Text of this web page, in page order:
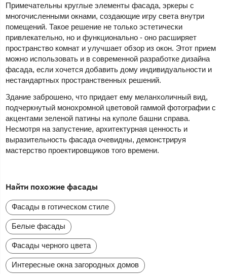
Примечательны круглые элементы фасада, эркеры с
многочисленными окнами, создающие игру света внутри
помещений. Такое решение не только эстетически
привлекательно, но и функционально - оно расширяет
пространство комнат и улучшает обзор из окон. Этот прием
можно использовать и в современной разработке дизайна
фасада, если хочется добавить дому индивидуальности и
нестандартных пространственных решений.
Здание заброшено, что придает ему меланхоличный вид,
подчеркнутый монохромной цветовой гаммой фотографии с
акцентами зеленой патины на куполе башни справа.
Несмотря на запустение, архитектурная ценность и
выразительность фасада очевидны, демонстрируя
мастерство проектировщиков того времени.
Найти похожие фасады
Фасады в готическом стиле
Белые фасады
Фасады черного цвета
Интересные окна загородных домов